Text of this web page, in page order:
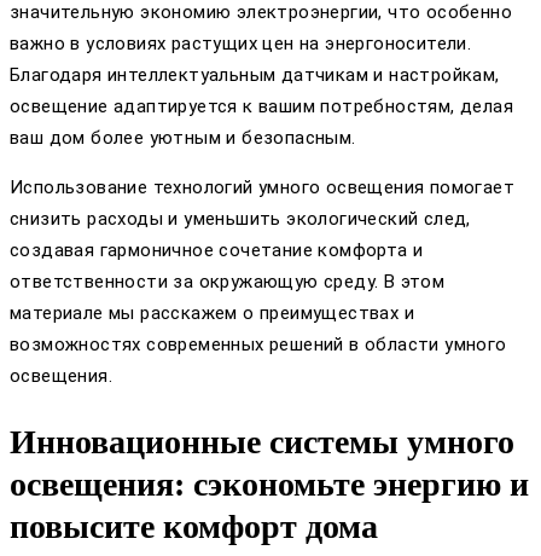
значительную экономию электроэнергии, что особенно
важно в условиях растущих цен на энергоносители.
Благодаря интеллектуальным датчикам и настройкам,
освещение адаптируется к вашим потребностям, делая
ваш дом более уютным и безопасным.
Использование технологий умного освещения помогает
снизить расходы и уменьшить экологический след,
создавая гармоничное сочетание комфорта и
ответственности за окружающую среду. В этом
материале мы расскажем о преимуществах и
возможностях современных решений в области умного
освещения.
Инновационные системы умного
освещения: сэкономьте энергию и
повысите комфорт дома